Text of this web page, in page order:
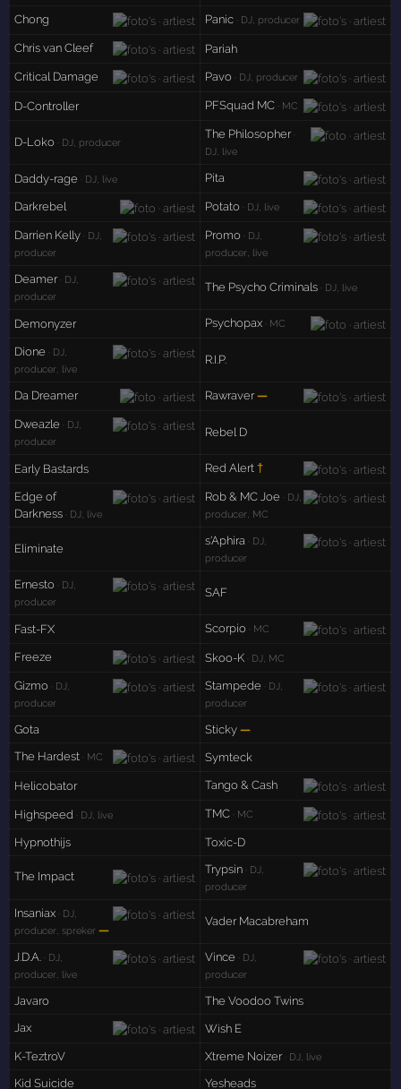
Chong Panic · DJ, producer
Chris van Cleef Pariah
Critical Damage Pavo · DJ, producer
D-Controller PFSquad MC · MC
D-Loko · DJ, producer
The Philosopher·
DJ, live
Daddy-rage · DJ, live Pita
Darkrebel Potato · DJ, live
Darrien Kelly · DJ,
producer
Promo · DJ,
producer, live
Deamer· DJ,
producer
The Psycho Criminals · DJ, live
Demonyzer Psychopax · MC
Dione
· DJ,
producer, live
R.I.P.
Da Dreamer Rawraver —
Dweazle
· DJ,
producer
Rebel D
Early Bastards Red Alert †
Edge of
Darkness · DJ, live
Rob & MC Joe
· DJ,
producer, MC
Eliminate
s'Aphira · DJ,
producer
Ernesto · DJ,
producer
SAF
Fast-FX Scorpio · MC
Freeze Skoo-K · DJ, MC
Gizmo · DJ,
producer
Stampede
· DJ,
producer
Gota Sticky —
The Hardest · MC Symteck
Helicobator Tango & Cash
Highspeed · DJ, live TMC · MC
Hypnothijs Toxic-D
The Impact
Trypsin · DJ,
producer
Insaniax · DJ,
producer, spreker —
Vader Macabreham
J.D.A. · DJ,
producer, live
Vince
· DJ,
producer
Javaro
The Voodoo Twins
Jax
Wish E
K-TeztroV Xtreme Noizer· DJ, live
Kid Suicide Yesheads